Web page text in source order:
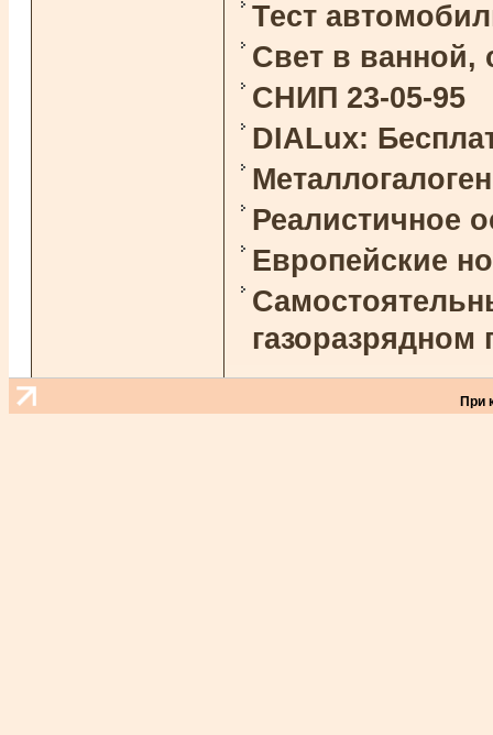
Тест
Свет в ванной,
СНИП 23-05-95
DIALux:
Реалистичное
Европейские
При